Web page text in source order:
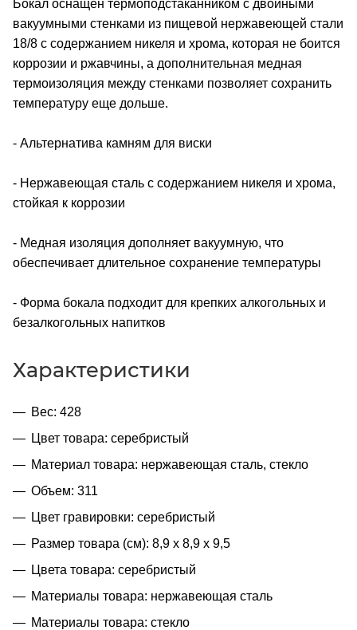
Бокал оснащен термоподстаканником с двойными
вакуумными стенками из пищевой нержавеющей стали
18/8 с содержанием никеля и хрома, которая не боится
коррозии и ржавчины, а дополнительная медная
термоизоляция между стенками позволяет сохранить
температуру еще дольше.
- Альтернатива камням для виски
- Нержавеющая сталь с содержанием никеля и хрома,
стойкая к коррозии
- Медная изоляция дополняет вакуумную, что
обеспечивает длительное сохранение температуры
- Форма бокала подходит для крепких алкогольных и
безалкогольных напитков
Характеристики
Вес: 428
Цвет товара: серебристый
Материал товара: нержавеющая сталь, стекло
Объем: 311
Цвет гравировки: серебристый
Размер товара (см): 8,9 х 8,9 х 9,5
Цвета товара: серебристый
Материалы товара: нержавеющая cталь
Материалы товара: стекло